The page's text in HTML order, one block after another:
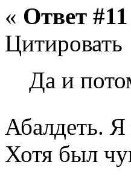
« Ответ
Цитировать
Да и
Абалдеть.
Хотя был